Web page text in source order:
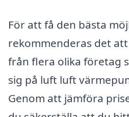
För att få den bästa
rekommenderas det
från flera olika företag
sig på luft luft
Genom att jämföra